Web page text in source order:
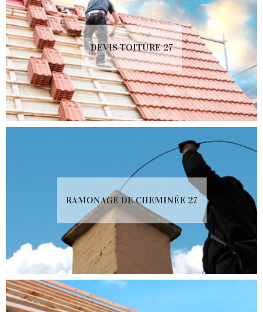
DEVIS TOITURE 27
RAMONAGE DE CHEMINÉE 27